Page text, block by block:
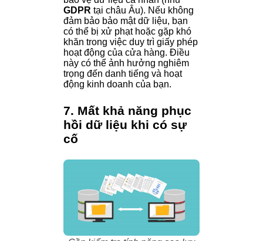
GDPR tại châu Âu). Nếu không
đảm bảo bảo mật dữ liệu, bạn
có thể bị xử phạt hoặc gặp khó
khăn trong việc duy trì giấy phép
hoạt động của cửa hàng. Điều
này có thể ảnh hưởng nghiêm
trọng đến danh tiếng và hoạt
động kinh doanh của bạn.
7. Mất khả năng phục
hồi dữ liệu khi có sự
cố